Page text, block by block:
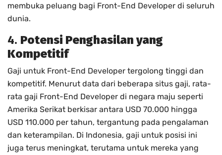
membuka peluang bagi Front-End Developer di seluruh
dunia.
4. Potensi Penghasilan yang
Kompetitif
Gaji untuk Front-End Developer tergolong tinggi dan
kompetitif. Menurut data dari beberapa situs gaji, rata-
rata gaji Front-End Developer di negara maju seperti
Amerika Serikat berkisar antara USD 70.000 hingga
USD 110.000 per tahun, tergantung pada pengalaman
dan keterampilan. Di Indonesia, gaji untuk posisi ini
juga terus meningkat, terutama untuk mereka yang